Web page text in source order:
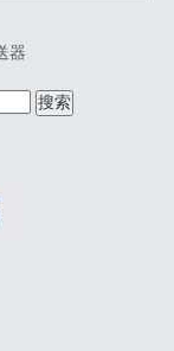
器
搜索